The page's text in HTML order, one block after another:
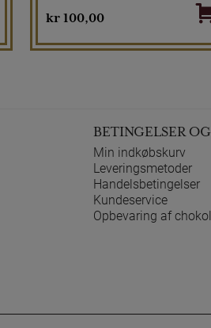
kr 100,00
BETINGELSER
Min indkøbskurv
Leveringsmetoder
Handelsbetingelser
Kundeservice
Opbevaring af